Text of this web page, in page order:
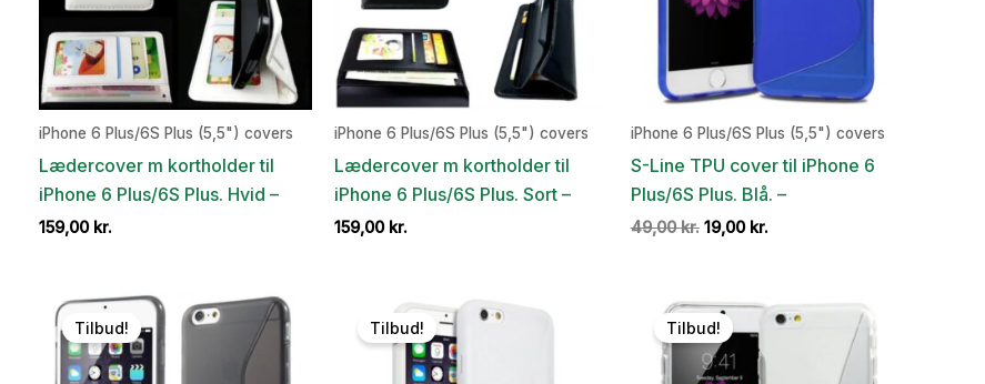
iPhone 6 Plus/6S Plus (5,5") covers
Lædercover m kortholder til
iPhone 6 Plus/6S Plus. Hvid –
159,00 kr.
iPhone 6 Plus/6S Plus (5,5") covers
Lædercover m kortholder til
iPhone 6 Plus/6S Plus. Sort –
159,00 kr.
iPhone 6 Plus/6S Plus (5,5") covers
S-Line TPU cover til iPhone 6
Plus/6S Plus. Blå. –
49,00kr. Den
49,00 kr..
19,00 kr.Den
19,00 kr..
Tilbud! Tilbud! Tilbud!